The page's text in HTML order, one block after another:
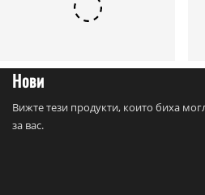
Нови
Вижте тези продукти, които биха
за вас.